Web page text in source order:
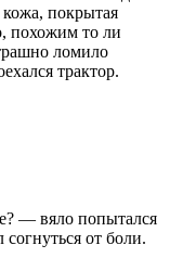
покрытая
похожим то ли
ломило
трактор.
— вяло попытался
от боли.